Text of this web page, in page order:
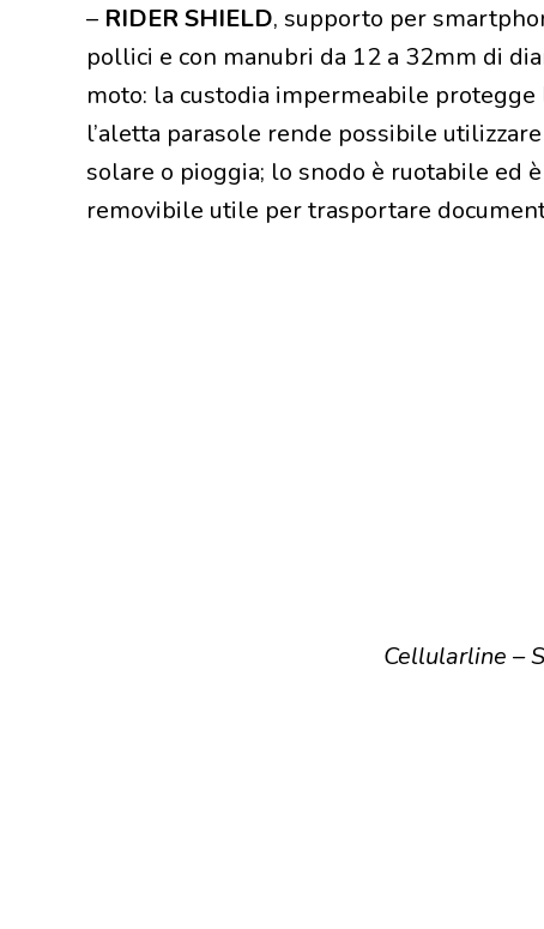
– RIDER SHIELD, supporto per
pollici e con manubri da 12 a 32mm di
moto: la custodia impermeabile
l’aletta parasole rende possibile
solare o pioggia; lo snodo è ruotabile ed
removibile utile per trasportare
Cellularline –